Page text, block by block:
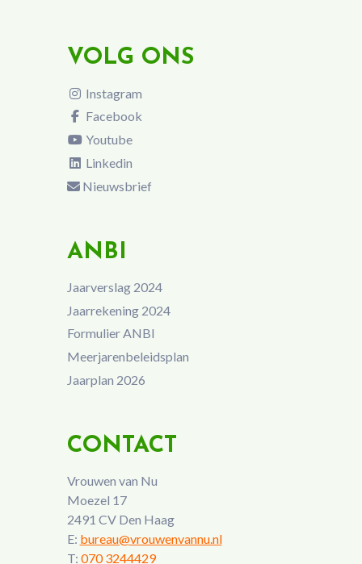
VOLG ONS
Instagram
Facebook
Youtube
Linkedin
Nieuwsbrief
ANBI
Jaarverslag 2024
Jaarrekening 2024
Formulier ANBI
Meerjarenbeleidsplan
Jaarplan 2026
CONTACT
Vrouwen van Nu
Moezel 17
2491 CV Den Haag
E: bureau@vrouwenvannu.nl
T: 070 3244429